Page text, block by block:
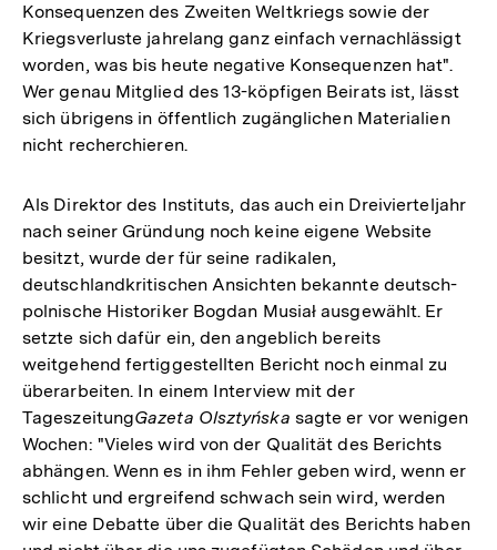
Konsequenzen des Zweiten Weltkriegs sowie der
Kriegsverluste jahrelang ganz einfach vernachlässigt
worden, was bis heute negative Konsequenzen hat".
Wer genau Mitglied des 13-köpfigen Beirats ist, lässt
sich übrigens in öffentlich zugänglichen Materialien
nicht recherchieren.
Als Direktor des Instituts, das auch ein Dreivierteljahr
nach seiner Gründung noch keine eigene Website
besitzt, wurde der für seine radikalen,
deutschlandkritischen Ansichten bekannte deutsch-
polnische Historiker Bogdan Musiał ausgewählt. Er
setzte sich dafür ein, den angeblich bereits
weitgehend fertiggestellten Bericht noch einmal zu
überarbeiten. In einem Interview mit der
TageszeitungGazeta Olsztyńska sagte er vor wenigen
Wochen: "Vieles wird von der Qualität des Berichts
abhängen. Wenn es in ihm Fehler geben wird, wenn er
schlicht und ergreifend schwach sein wird, werden
wir eine Debatte über die Qualität des Berichts haben